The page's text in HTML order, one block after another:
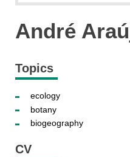
André
Topics
ecology
botany
biogeography
CV